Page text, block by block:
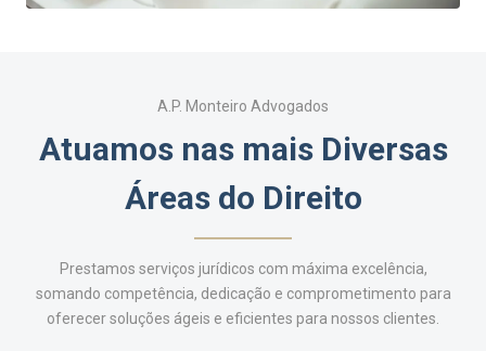
A.P. Monteiro Advogados
Atuamos nas mais Diversas
Áreas do Direito
Prestamos serviços jurídicos com máxima excelência,
somando competência, dedicação e comprometimento para
oferecer soluções ágeis e eficientes para nossos clientes.